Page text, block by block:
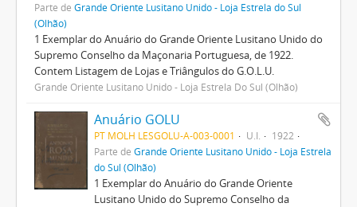
Parte de Grande Oriente Lusitano Unido - Loja Estrela do Sul
(Olhão)
1 Exemplar do Anuário do Grande Oriente Lusitano Unido do
Supremo Conselho da Maçonaria Portuguesa, de 1922.
Contem Listagem de Lojas e Triângulos do G.O.L.U.
Grande Oriente Lusitano Unido - Loja Estrela Do Sul (Olhão)
Anuário GOLU
PT MOLH LESGOLU-A-003-0001 U.I.
1922
Parte de Grande Oriente Lusitano Unido - Loja Estrela
do Sul (Olhão)
1 Exemplar do Anuário do Grande Oriente
Lusitano Unido do Supremo Conselho da